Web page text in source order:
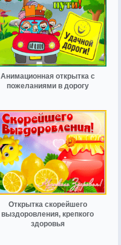
Анимационная открытка с
пожеланиями в дорогу
Открытка скорейшего
выздоровления, крепкого
здоровья